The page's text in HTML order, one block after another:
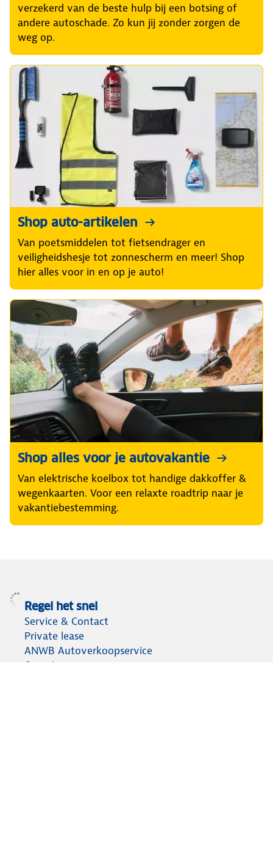
verzekerd van de beste hulp bij een botsing of
andere autoschade. Zo kun jij zonder zorgen de
weg op.
Shop auto-artikelen
Van poetsmiddelen tot fietsendrager en
veiligheidshesje tot zonnescherm en meer! Shop
hier alles voor in en op je auto!
Shop alles voor je autovakantie
Van elektrische koelbox tot handige dakkoffer &
wegenkaarten. Voor een relaxte roadtrip naar je
vakantiebestemming.
Regel het snel
Service & Contact
Private lease
ANWB Autoverkoopservice
Occasions